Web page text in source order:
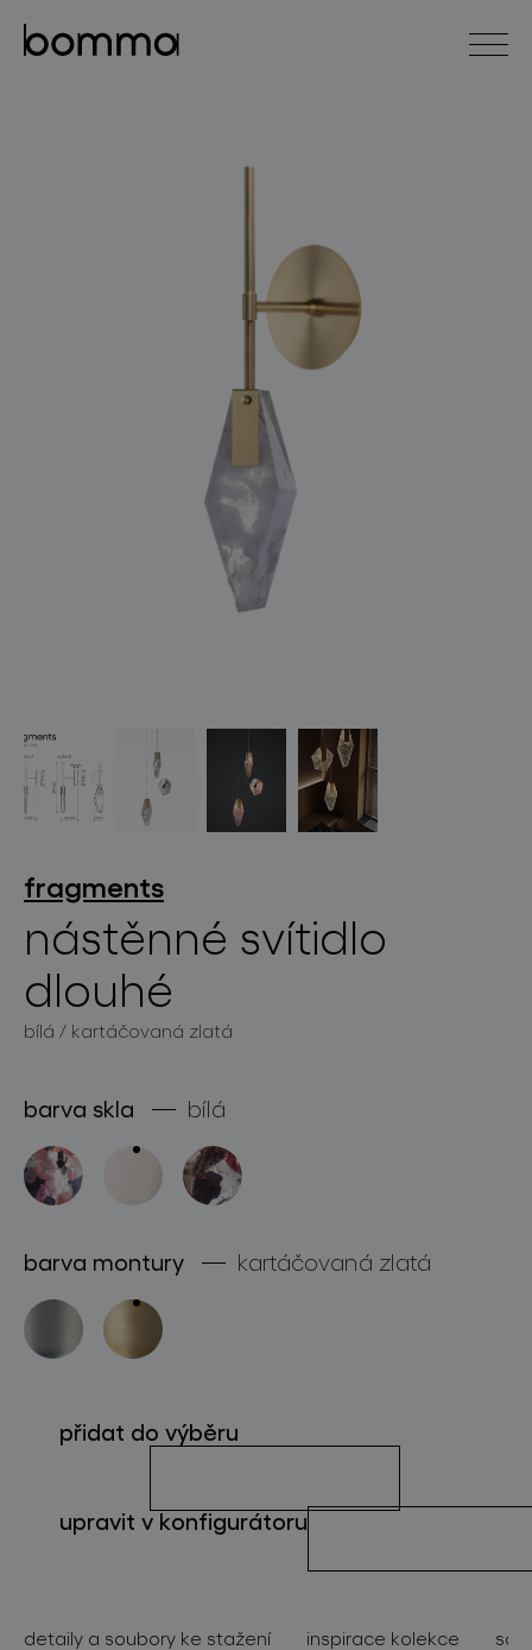
kolekce svítidel
produkty
projekty
o značce
pro profesionály
store locator
sledujte nás
fragments
nástěnné svítidlo
dlouhé
bílá / kartáčovaná zlatá
barva skla bílá
barva montury kartáčovaná zlatá
přidat do výběru
upravit v konfigurátoru
detaily a soubory ke stažení inspirace kolekce